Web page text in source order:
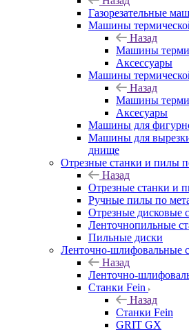
Газорезательные
Машины
Назад
Машины
Аксессуары
Машины
Назад
Машины
Аксесуары
Машины для
Машины для
днище
Отрезные станки и пилы
Назад
Отрезные станки и
Ручные пилы по
Отрезные дисковые
Ленточнопильные
Пильные диски
Ленточно-шлифовальные
Назад
Ленточно-
Станки Fein
Назад
Станки Fein
GRIT GX